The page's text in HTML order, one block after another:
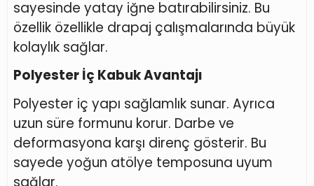
sayesinde yatay iğne batırabilirsiniz. Bu
özellik özellikle drapaj çalışmalarında büyük
kolaylık sağlar.
Polyester İç Kabuk Avantajı
Polyester iç yapı sağlamlık sunar. Ayrıca
uzun süre formunu korur. Darbe ve
deformasyona karşı direnç gösterir. Bu
sayede yoğun atölye temposuna uyum
sağlar.